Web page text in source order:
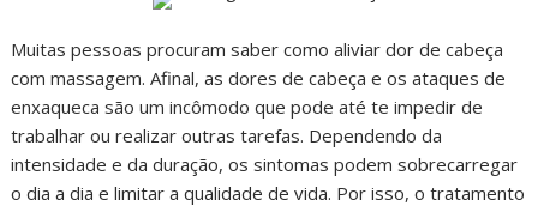
Muitas pessoas procuram saber como aliviar dor de cabeça
com massagem. Afinal, as dores de cabeça e os ataques de
enxaqueca são um incômodo que pode até te impedir de
trabalhar ou realizar outras tarefas. Dependendo da
intensidade e da duração, os sintomas podem sobrecarregar
o dia a dia e limitar a qualidade de vida. Por isso, o tratamento